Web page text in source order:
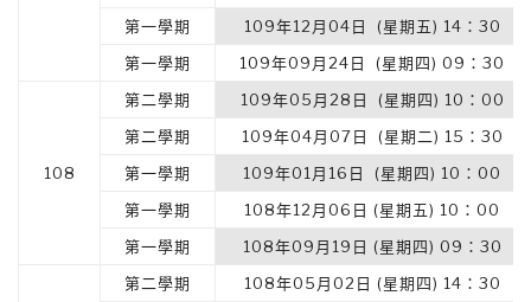
第一學期
109年12月04日 (星期五) 14：30
第一學期
109年09月24日 (星期四) 09：30
108
第二學期
109年05月28日 (星期四) 10：00
第二學期
109年04月07日 (星期二) 15：30
第一學期
109年01月16日 (星期四) 10：00
第一學期
108年12月06日 (星期五) 10：00
第一學期
108年09月19日 (星期四) 09：30
第二學期
108年05月02日 (星期四) 14：30